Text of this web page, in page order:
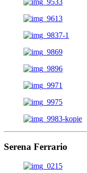
Serena Ferrario